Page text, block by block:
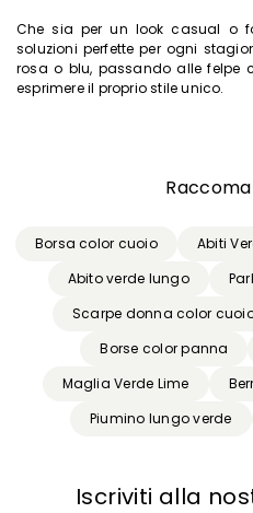
Che sia per un look casual o
soluzioni perfette per ogni
rosa o blu, passando alle felpe
esprimere il proprio stile unico.
Borsa color cuoio Abiti
Abito verde lungo
Scarpe donna color
Borse color panna
Maglia Verde Lime
Piumino lungo verde
Iscriviti alla